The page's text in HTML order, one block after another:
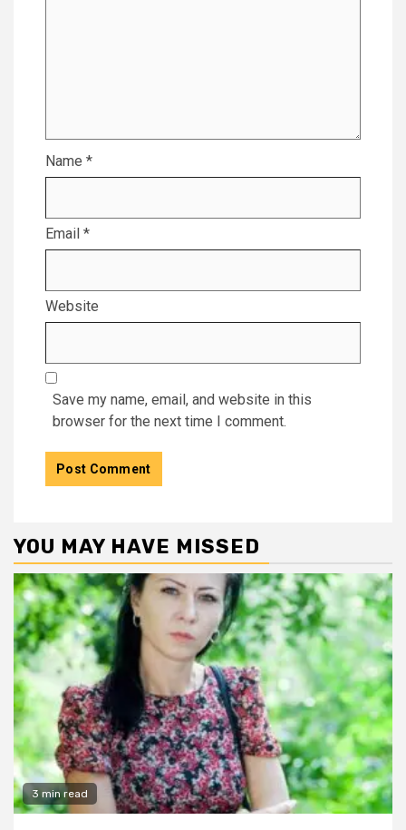
Name *
Email *
Website
Save my name, email, and website in this
browser for the next time I comment.
YOU MAY HAVE MISSED
3 min read